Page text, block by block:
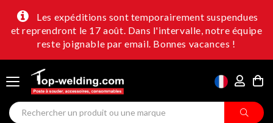
Les expéditions sont temporairement suspendues
et reprendront le 17 août. Dans l'intervalle, notre équipe
reste joignable par email. Bonnes vacances !